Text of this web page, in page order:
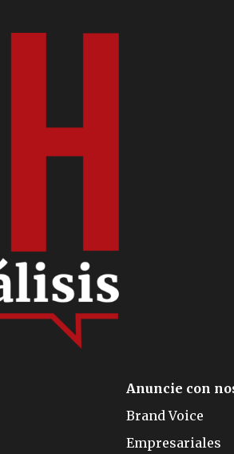
Anuncie con
Brand Voice
Empresariales